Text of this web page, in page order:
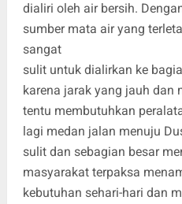
dialiri oleh air bersih.
sumber mata air yang
sangat
sulit untuk dialirkan ke
karena jarak yang jauh dan
tentu membutuhkan
lagi medan jalan menuju
sulit dan sebagian besar
masyarakat terpaksa
kebutuhan sehari-hari dan